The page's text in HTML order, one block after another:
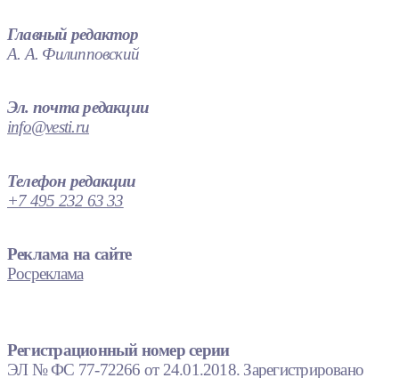
Главный редактор
А. А. Филипповский
Эл. почта редакции
info@vesti.ru
Телефон редакции
+7 495 232 63 33
Реклама на сайте
Росреклама
Регистрационный номер серии
ЭЛ № ФС 77-72266 от 24.01.2018. Зарегистрировано